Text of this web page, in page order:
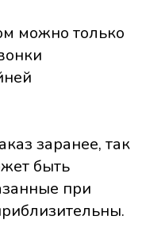
можно только
заранее, так
быть
при